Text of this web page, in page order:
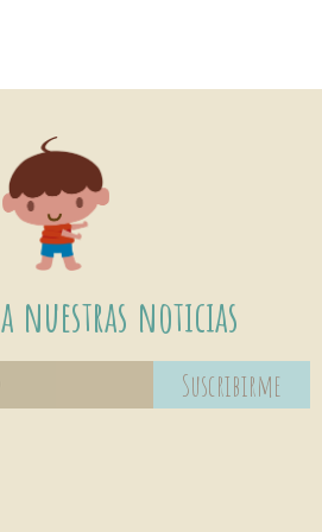
a nuestras noticias
Suscribirme